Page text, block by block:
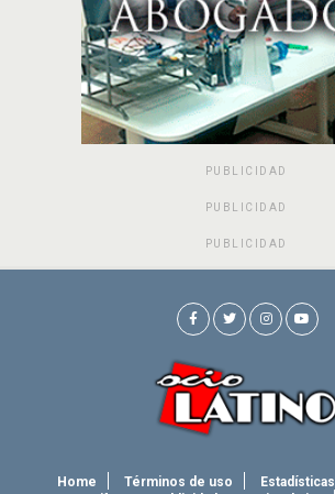
PUBLICIDAD
PUBLICIDAD
PUBLICIDAD
Home Términos de uso Estadísticas